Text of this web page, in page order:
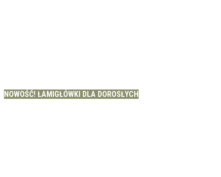
NOWOŚĆ! ŁAMIGŁÓWKI DLA DOROSŁYCH